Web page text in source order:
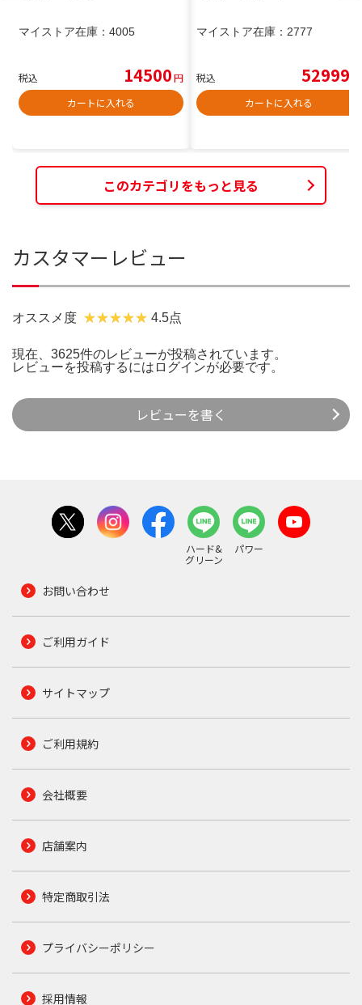
マイストア在庫： 4005
税込 14500円
カートに入れる
マイストア在庫： 2777
税込 52999
カートに入れる
このカテゴリをもっと見る
カスタマーレビュー
オススメ度 4.5点
現在、3625件のレビューが投稿されています。
レビューを投稿するには ログインが必要です。
レビューを書く
ハード&
グリーン
パワー
お問い合わせ
ご利用ガイド
サイトマップ
ご利用規約
会社概要
店舗案内
特定商取引法
プライバシーポリシー
採用情報